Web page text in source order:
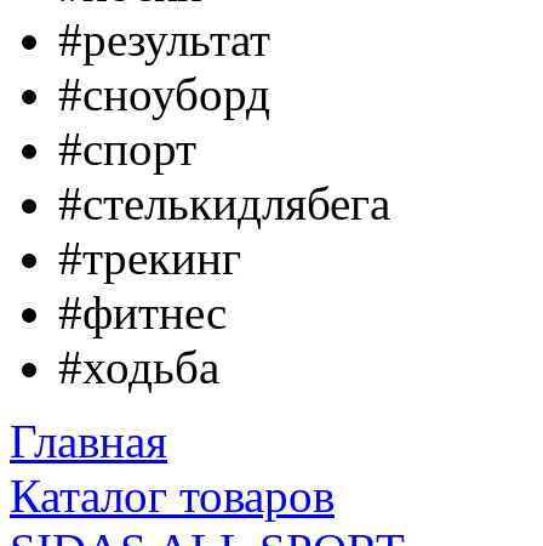
#результат
#сноуборд
#спорт
#стелькидлябега
#трекинг
#фитнес
#ходьба
Главная
Каталог товаров